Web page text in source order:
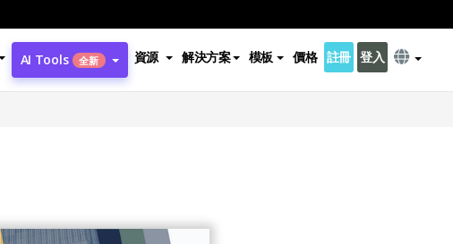
AI Tools 全新 資源 解決方案 模板 價格 註冊 登入